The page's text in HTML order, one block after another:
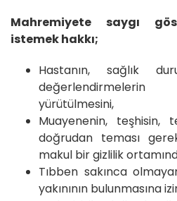
Mahremiyete saygı
istemek hakkı;
Hastanın, sağlık
yürütülmesini,
Muayenenin,
doğrudan teması
makul bir gizlilik
Tıbben sakınca
yakınının bulunmasına